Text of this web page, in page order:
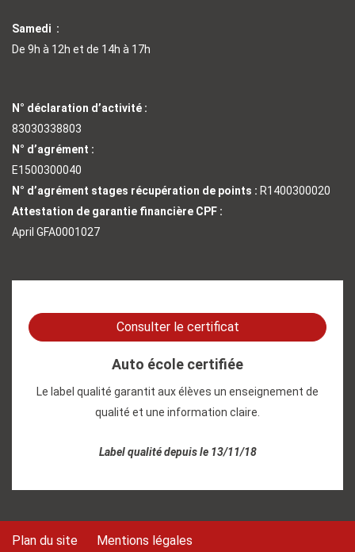
Samedi :
De 9h à 12h et de 14h à 17h
N° déclaration d’activité :
83030338803
N° d’agrément :
E1500300040
N° d’agrément stages récupération de points : R1400300020
Attestation de garantie financière CPF :
April GFA0001027
Consulter le certificat
Auto école certifiée
Le label qualité garantit aux élèves un enseignement de
qualité et une information claire.
Label qualité depuis le 13/11/18
Plan du site Mentions légales